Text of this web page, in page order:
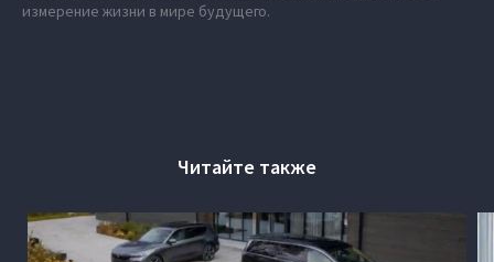
измерение жизни в мире будущего.
Читайте также